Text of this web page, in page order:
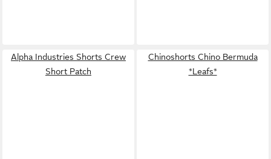
Alpha Industries Shorts Crew
Short Patch
Chinoshorts Chino Bermuda
*Leafs*